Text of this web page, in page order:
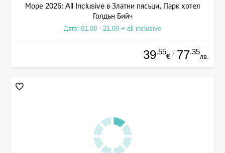
Море 2026: All Inclusive в Златни пясъци, Парк хотел
Голдън Бийч
Дата: 01.08 - 21.09 + all inclusive
39.55
€ / 77.35
лв.